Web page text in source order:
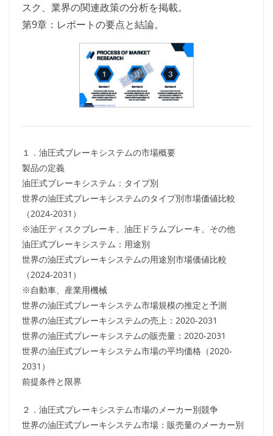
スク、業界の関連政策の分析を掲載。
第9章：レポートの要点と結論。
１．油圧式ブレーキシステムの市場概要
製品の定義
油圧式ブレーキシステム：タイプ別
世界の油圧式ブレーキシステムのタイプ別市場価値比較
（2024-2031）
※油圧ディスクブレーキ、油圧ドラムブレーキ、その他
油圧式ブレーキシステム：用途別
世界の油圧式ブレーキシステムの用途別市場価値比較
（2024-2031）
※自動車、産業用機械
世界の油圧式ブレーキシステム市場規模の推定と予測
世界の油圧式ブレーキシステムの売上：2020-2031
世界の油圧式ブレーキシステムの販売量：2020-2031
世界の油圧式ブレーキシステム市場の平均価格（2020-
2031）
前提条件と限界
２．油圧式ブレーキシステム市場のメーカー別競争
世界の油圧式ブレーキシステム市場：販売量のメーカー別